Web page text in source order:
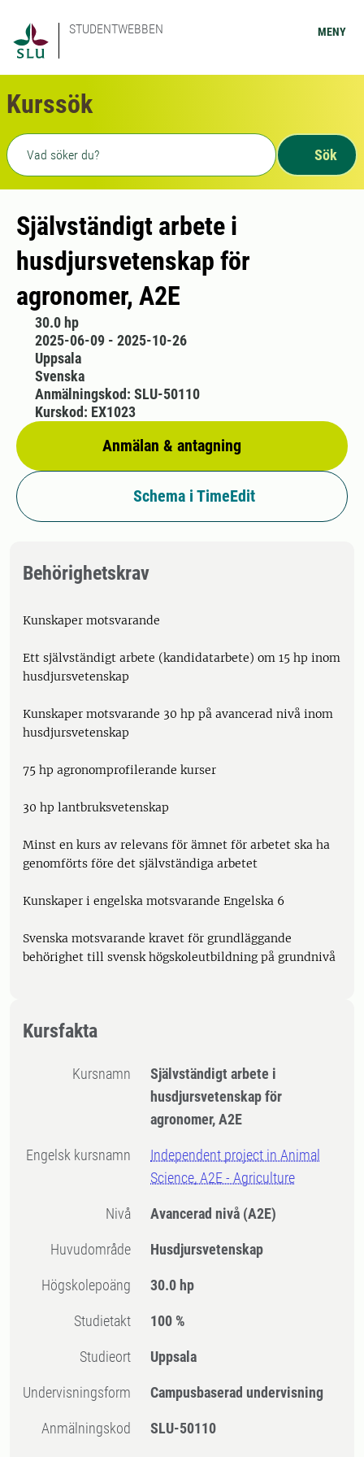
STUDENTWEBBEN MENY
Kurssök
Fritext sökning
Sök
Självständigt arbete i
husdjursvetenskap för
agronomer, A2E
30.0 hp
2025-06-09 - 2025-10-26
Uppsala
Svenska
Anmälan & antagning
Anmälningskod: SLU-50110
Kurskod: EX1023
Schema i TimeEdit
Behörighetskrav
Kunskaper motsvarande
Ett självständigt arbete (kandidatarbete) om 15 hp inom
husdjursvetenskap
Kunskaper motsvarande 30 hp på avancerad nivå inom
husdjursvetenskap
75 hp agronomprofilerande kurser
30 hp lantbruksvetenskap
Minst en kurs av relevans för ämnet för arbetet ska ha
genomförts före det självständiga arbetet
Kunskaper i engelska motsvarande Engelska 6
Svenska motsvarande kravet för grundläggande
behörighet till svensk högskoleutbildning på grundnivå
Kursfakta
Kursnamn
Självständigt arbete i
husdjursvetenskap för
agronomer, A2E
Engelsk kursnamn
Independent project in Animal
Science, A2E - Agriculture
Nivå Avancerad nivå (A2E)
Huvudområde Husdjursvetenskap
högskolepoäng 30.0 hp
Studietakt 100 %
Studieort Uppsala
Undervisningsform Campusbaserad undervisning
Anmälningskod SLU-50110